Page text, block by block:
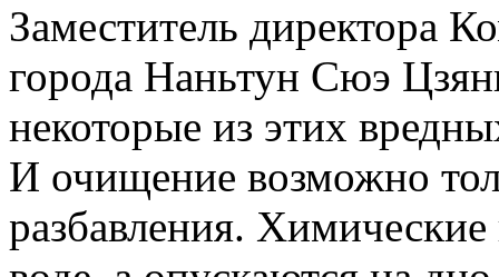
Заместитель директора
города Наньтун Сюэ
некоторые из этих
И очищение возможно
разбавления.